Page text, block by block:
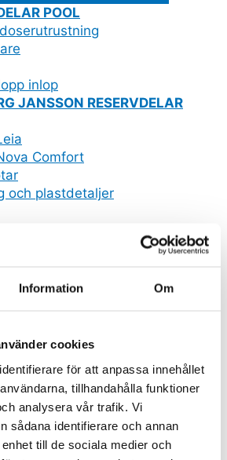
Information Om
cookies
för att anpassa innehållet
tillhandahålla funktioner
analysera vår trafik. Vi
sådana identifierare och annan
till de sociala medier och
POOL
inlop
JANSSON RESERVDELAR
Comfort
och plastdetaljer
dosering
JANSSON VÄRMEPUMPAR
P-Serien
Q-Serien Inverter
Q-Serien
S-Serien